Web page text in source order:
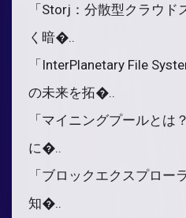
「Storj：分散型クラウ
く暗�..
「InterPlanetary File
の未来を拓�..
「マイニングプールとは
に�..
「ブロックエクスプロー
知�..